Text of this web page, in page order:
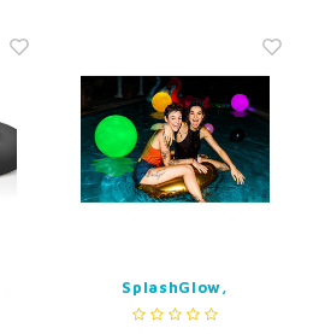
SplashGlow,
Opblaasbare LED